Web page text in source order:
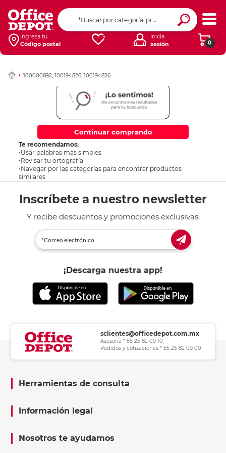
Ingresa tu
Código postal
0
Inicia
sesión
100000892, 100194826, 100194826
Continuar comprando
Te recomendamos:
•Usar palabras más simples
•Revisar tu ortografía
•Navegar por las categorías para encontrar productos
similares
Inscríbete a nuestro newsletter
Y recibe descuentos y promociones exclusivas.
¡Descarga nuestra app!
sclientes@officedepot.com.mx
Asesoría * 55 25 82 09 10
Pedidos y cotizaciones * 55 25 82 09 00
Herramientas de consulta
Información legal
Nosotros te ayudamos